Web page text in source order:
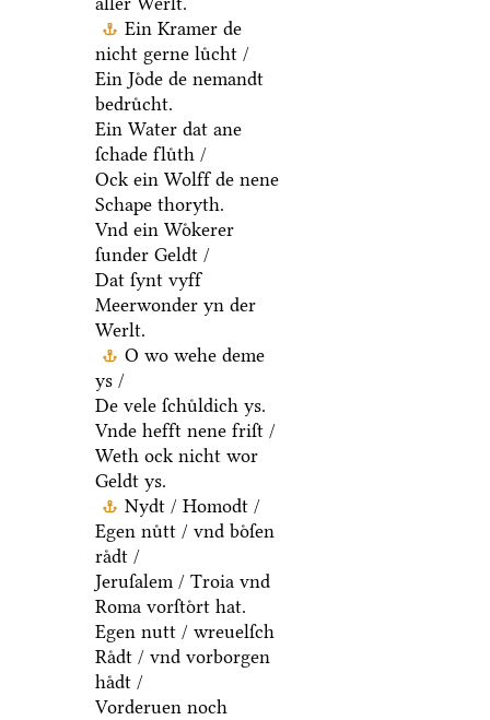
Ein Kramer de
nicht gerne luͤcht /
Ein Joͤde de nemandt
bedruͤcht.
Ein Water dat ane
ſchade fluͤth /
Ock ein Wolff de nene
Schape thoryth.
Vnd ein Woͤkerer
ſunder Geldt /
Dat ſynt vyff
Meerwonder yn der
Werlt.
O wo wehe deme
ys /
De vele ſchuͤldich ys.
Vnde hefft nene friſt /
Weth ock nicht wor
Geldt ys.
Nydt / Homodt /
Egen nuͤtt / vnd boͤſen
raͤdt /
Jeruſalem / Troia vnd
Roma vorſtoͤrt hat.
Egen nutt / wreuelſch
Raͤdt / vnd vorborgen
haͤdt /
Vorderuen noch